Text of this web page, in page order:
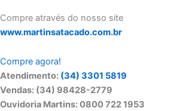
Compre através do nosso site
www.martinsatacado.com.br
Compre agora!
Atendimento: (34) 3301 5819
Vendas: (34) 98428-2779
Ouvidoria Martins: 0800 722 1953